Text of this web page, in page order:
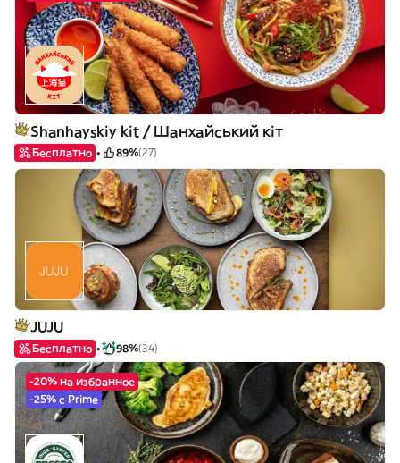
Shanhayskiy kit / Шанхайський кіт
Бесплатно 89%(27)
JUJU
Бесплатно 98%(34)
-20% на избранное
-25% с Prime